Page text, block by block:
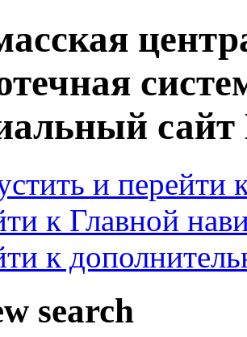
и перейти
к Главной
к
search